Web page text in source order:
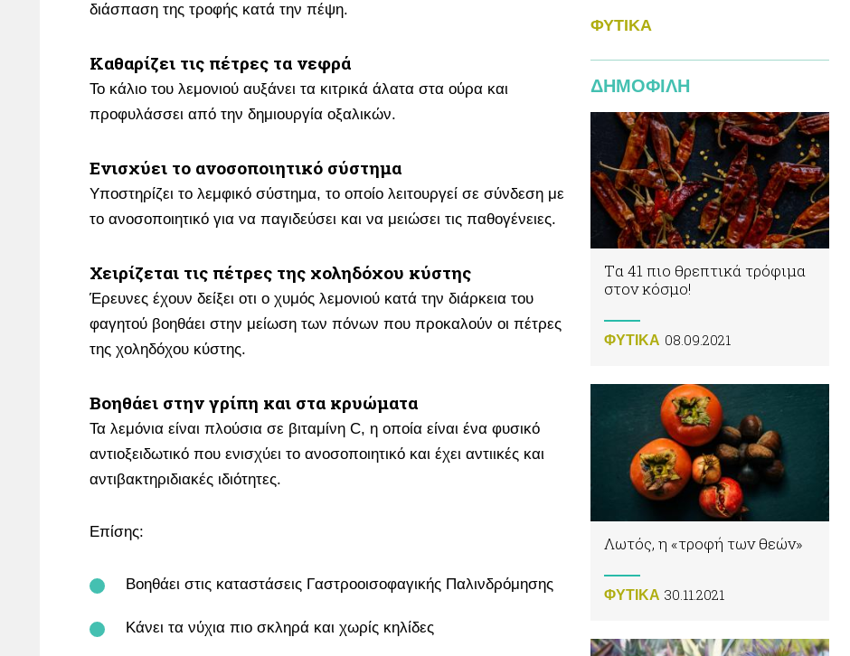
διάσπαση της τροφής κατά την πέψη.
Καθαρίζει τις πέτρες τα νεφρά
Το κάλιο του λεμονιού αυξάνει τα κιτρικά άλατα στα ούρα και
προφυλάσσει από την δημιουργία οξαλικών.
Ενισχύει το ανοσοποιητικό σύστημα
Υποστηρίζει το λεμφικό σύστημα, το οποίο λειτουργεί σε σύνδεση με
το ανοσοποιητικό για να παγιδεύσει και να μειώσει τις παθογένειες.
Χειρίζεται τις πέτρες της χοληδόχου κύστης
Έρευνες έχουν δείξει οτι ο χυμός λεμονιού κατά την διάρκεια του
φαγητού βοηθάει στην μείωση των πόνων που προκαλούν οι πέτρες
της χοληδόχου κύστης.
Βοηθάει στην γρίπη και στα κρυώματα
Τα λεμόνια είναι πλούσια σε βιταμίνη C, η οποία είναι ένα φυσικό
αντιοξειδωτικό που ενισχύει το ανοσοποιητικό και έχει αντιικές και
αντιβακτηριδιακές ιδιότητες.
Επίσης:
Βοηθάει στις καταστάσεις Γαστροοισοφαγικής Παλινδρόμησης
Κάνει τα νύχια πιο σκληρά και χωρίς κηλίδες
ΦΥΤΙΚA
ΔΗΜΟΦΙΛΗ
Tα 41 πιο θρεπτικά τρόφιμα
στον κόσμο!
ΦΥΤΙΚA 08.09.2021
Λωτός, η «τροφή των θεών»
ΦΥΤΙΚA 30.11.2021